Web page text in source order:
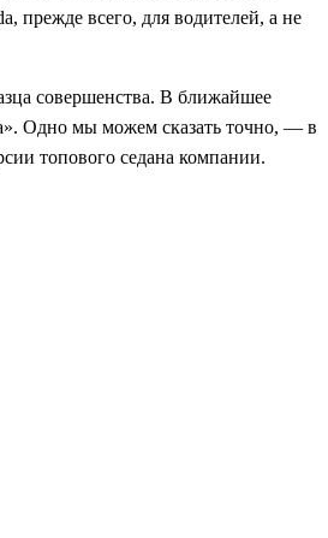
прежде всего, для водителей, а не
совершенства. В ближайшее
Одно мы можем сказать точно, — в
топового седана компании.